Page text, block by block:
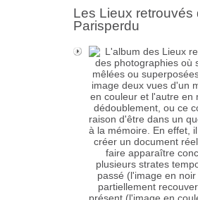
Les Lieux retrouvés
Parisperdu